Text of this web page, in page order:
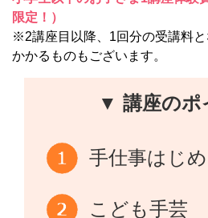
限定！）
※2講座目以降、1回分の受講料
かかるものもございます。
▼ 講座のポ
手仕事はじめ
こども手芸